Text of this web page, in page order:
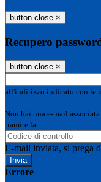
button close ×
Recupero
button close ×
all'indirizzo indicato con le
Non hai una e-mail
tramite la
E-mail inviata, si prega
Errore